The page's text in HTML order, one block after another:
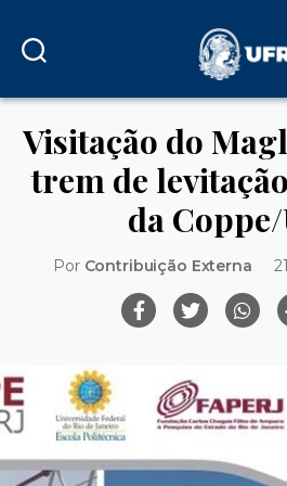
Visitação do
trem de
da Coppe/
Por Contribuição Externa